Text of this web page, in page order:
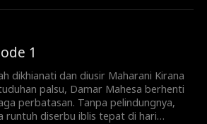
1
dikhianati dan diusir Maharani Kirana
palsu, Damar Mahesa berhenti
perbatasan. Tanpa pelindungnya,
runtuh diserbu iblis tepat di hari